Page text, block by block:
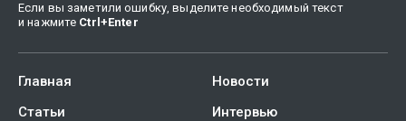
Если вы заметили ошибку, выделите необходимый текст
и нажмите Ctrl +Enter
Главная
Новости
Статьи
Интервью